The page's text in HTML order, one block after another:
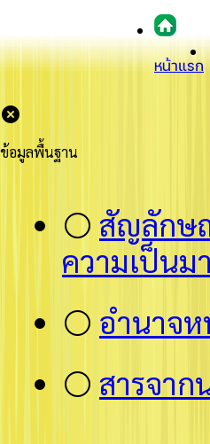
หน้าแรก
ข้อมูลพื้นฐาน
⚪ สัญลักษ
ความเป็นมา
⚪ อำนาจ
⚪ สารจาก